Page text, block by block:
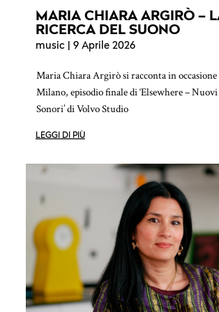
MARIA CHIARA ARGIRÒ –
RICERCA DEL SUONO
music| 9 Aprile 2026
Maria Chiara Argirò si racconta in occasione
Milano, episodio finale di ‘Elsewhere –
Sonori’ di Volvo Studio
LEGGI DI PIÙ